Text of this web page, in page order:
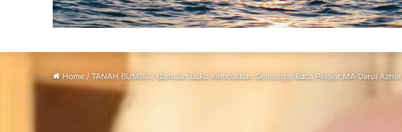
Home/TANAH BUMBU/Bantuan Buku Kembalikan Semangat Baca Pelajar MA Darul Azhar